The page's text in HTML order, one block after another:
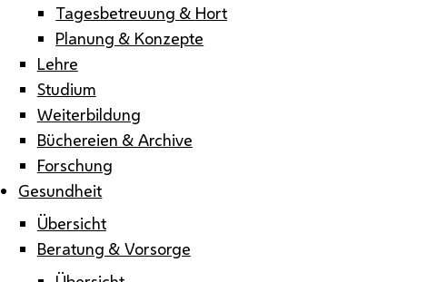
Tagesbetreuung & Hort
Planung & Konzepte
Lehre
Studium
Weiterbildung
Büchereien & Archive
Forschung
Gesundheit
Übersicht
Beratung & Vorsorge